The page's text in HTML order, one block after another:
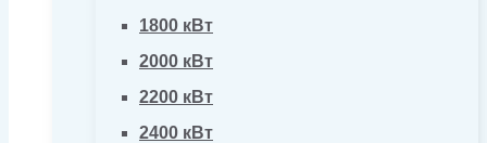
1800 кВт
2000 кВт
2200 кВт
2400 кВт